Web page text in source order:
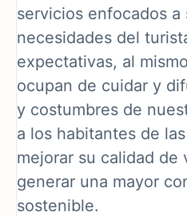
servicios enfocados a
necesidades del
expectativas, al
ocupan de cuidar y
y costumbres de
a los habitantes de
mejorar su calidad de
generar una mayor
sostenible.